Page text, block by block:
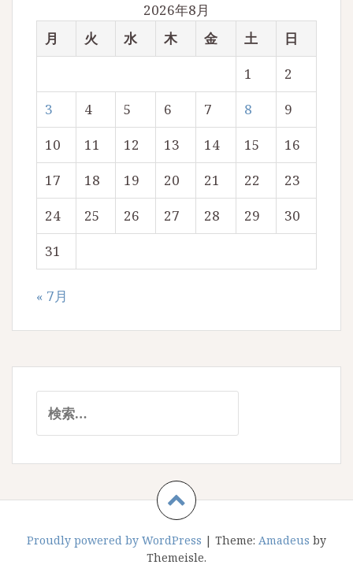
2026年8月
月
火 水 木 金 土
日
1
2
3
4 5 6 7 8
9
10
11 12 13 14 15
16
17
18 19 20 21 22
23
24
25 26 27 28 29
30
31
« 7月
索:
Proudly powered by WordPress | Theme: Amadeus by
Themeisle.